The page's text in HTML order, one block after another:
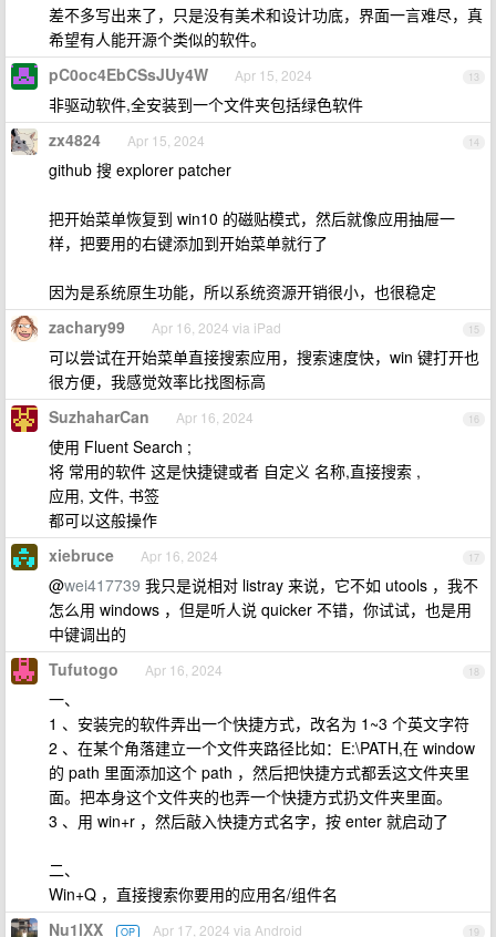
差不多写出来了，只是没有美术和设计功底，界面一言难尽，真
希望有人能开源个类似的软件。
13
pC0oc4EbCSsJUy4W Apr 15, 2024
非驱动软件,全安装到一个文件夹包括绿色软件
14
zx4824 Apr 15, 2024
github 搜 explorer patcher
把开始菜单恢复到 win10 的磁贴模式，然后就像应用抽屉一
样，把要用的右键添加到开始菜单就行了
因为是系统原生功能，所以系统资源开销很小，也很稳定
15
zachary99 Apr 16, 2024 via iPad
可以尝试在开始菜单直接搜索应用，搜索速度快，win 键打开也
很方便，我感觉效率比找图标高
16
SuzhaharCan Apr 16, 2024
使用 Fluent Search ;
将 常用的软件 这是快捷键或者 自定义 名称,直接搜索 ,
应用, 文件, 书签
都可以这般操作
17
xiebruce Apr 16, 2024
@wei417739 我只是说相对 listray 来说，它不如 utools ，我不
怎么用 windows ，但是听人说 quicker 不错，你试试，也是用
中键调出的
18
Tufutogo Apr 16, 2024
一、
1 、安装完的软件弄出一个快捷方式，改名为 1~3 个英文字符
2 、在某个角落建立一个文件夹路径比如：E:\PATH,在 window
的 path 里面添加这个 path ，然后把快捷方式都丢这文件夹里
面。把本身这个文件夹的也弄一个快捷方式扔文件夹里面。
3 、用 win+r ，然后敲入快捷方式名字，按 enter 就启动了
二、
Win+Q ，直接搜索你要用的应用名/组件名
19
Nu1lXX OP Apr 17, 2024 via Android